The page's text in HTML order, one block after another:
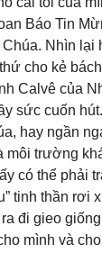
Báo Tin
Nhìn lại
cho kẻ
Calvê của
sức cuốn hút.
hay ngần
trường
có thể phải
tinh thần
đi gieo
mình và